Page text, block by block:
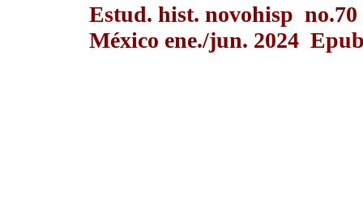
Estud. hist. novohisp
México ene./jun. 2024